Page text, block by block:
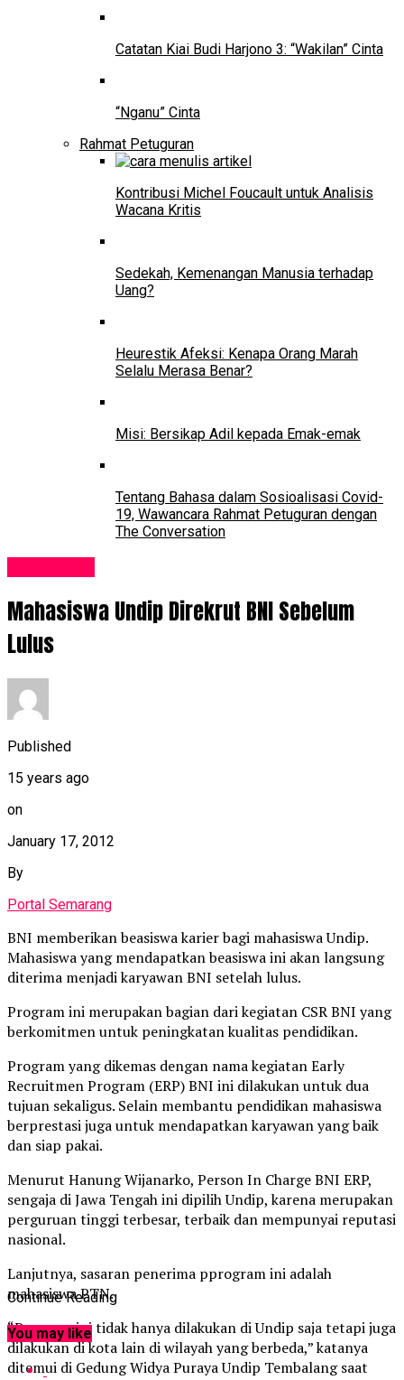
Catatan Kiai Budi Harjono 3: “Wakilan” Cinta
“Nganu” Cinta
Rahmat Petuguran
Kontribusi Michel Foucault untuk Analisis
Wacana Kritis
Sedekah, Kemenangan Manusia terhadap
Uang?
Heurestik Afeksi: Kenapa Orang Marah
Selalu Merasa Benar?
Misi: Bersikap Adil kepada Emak-emak
Tentang Bahasa dalam Sosioalisasi Covid-
19, Wawancara Rahmat Petuguran dengan
The Conversation
Mahasiswa Undip Direkrut BNI Sebelum
Lulus
Published
15 years ago
on
January 17, 2012
By
Portal Semarang
BNI memberikan beasiswa karier bagi mahasiswa Undip.
Mahasiswa yang mendapatkan beasiswa ini akan langsung
diterima menjadi karyawan BNI setelah lulus.
Program ini merupakan bagian dari kegiatan CSR BNI yang
berkomitmen untuk peningkatan kualitas pendidikan.
Program yang dikemas dengan nama kegiatan Early
Recruitmen Program (ERP) BNI ini dilakukan untuk dua
tujuan sekaligus. Selain membantu pendidikan mahasiswa
berprestasi juga untuk mendapatkan karyawan yang baik
dan siap pakai.
Menurut Hanung Wijanarko, Person In Charge BNI ERP,
sengaja di Jawa Tengah ini dipilih Undip, karena merupakan
perguruan tinggi terbesar, terbaik dan mempunyai reputasi
nasional.
Lanjutnya, sasaran penerima pprogram ini adalah
mahasiswa PTN.
“Program ini tidak hanya dilakukan di Undip saja tetapi juga
dilakukan di kota lain di wilayah yang berbeda,” katanya
ditemui di Gedung Widya Puraya Undip Tembalang saat
Continue Reading
You may like